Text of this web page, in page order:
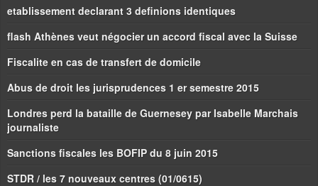
etablissement declarant 3 definions identiques
flash Athènes veut négocier un accord fiscal avec la Suisse
Fiscalite en cas de transfert de domicile
Abus de droit les jurisprudences 1 er semestre 2015
Londres perd la bataille de Guernesey par Isabelle Marchais
journaliste
Sanctions fiscales les BOFIP du 8 juin 2015
STDR / les 7 nouveaux centres (01/0615)